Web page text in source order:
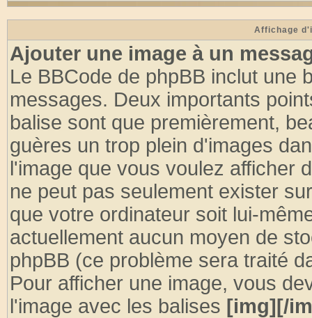
Affichage
Ajouter une image à un
Le BBCode de phpBB inclut une
messages. Deux importants
balise sont que premièrement,
guères un trop plein d'images
l'image que vous voulez afficher
ne peut pas seulement exister
que votre ordinateur soit lui-
actuellement aucun moyen de
phpBB (ce problème sera traité
Pour afficher une image, vous
l'image avec les balises [img][/